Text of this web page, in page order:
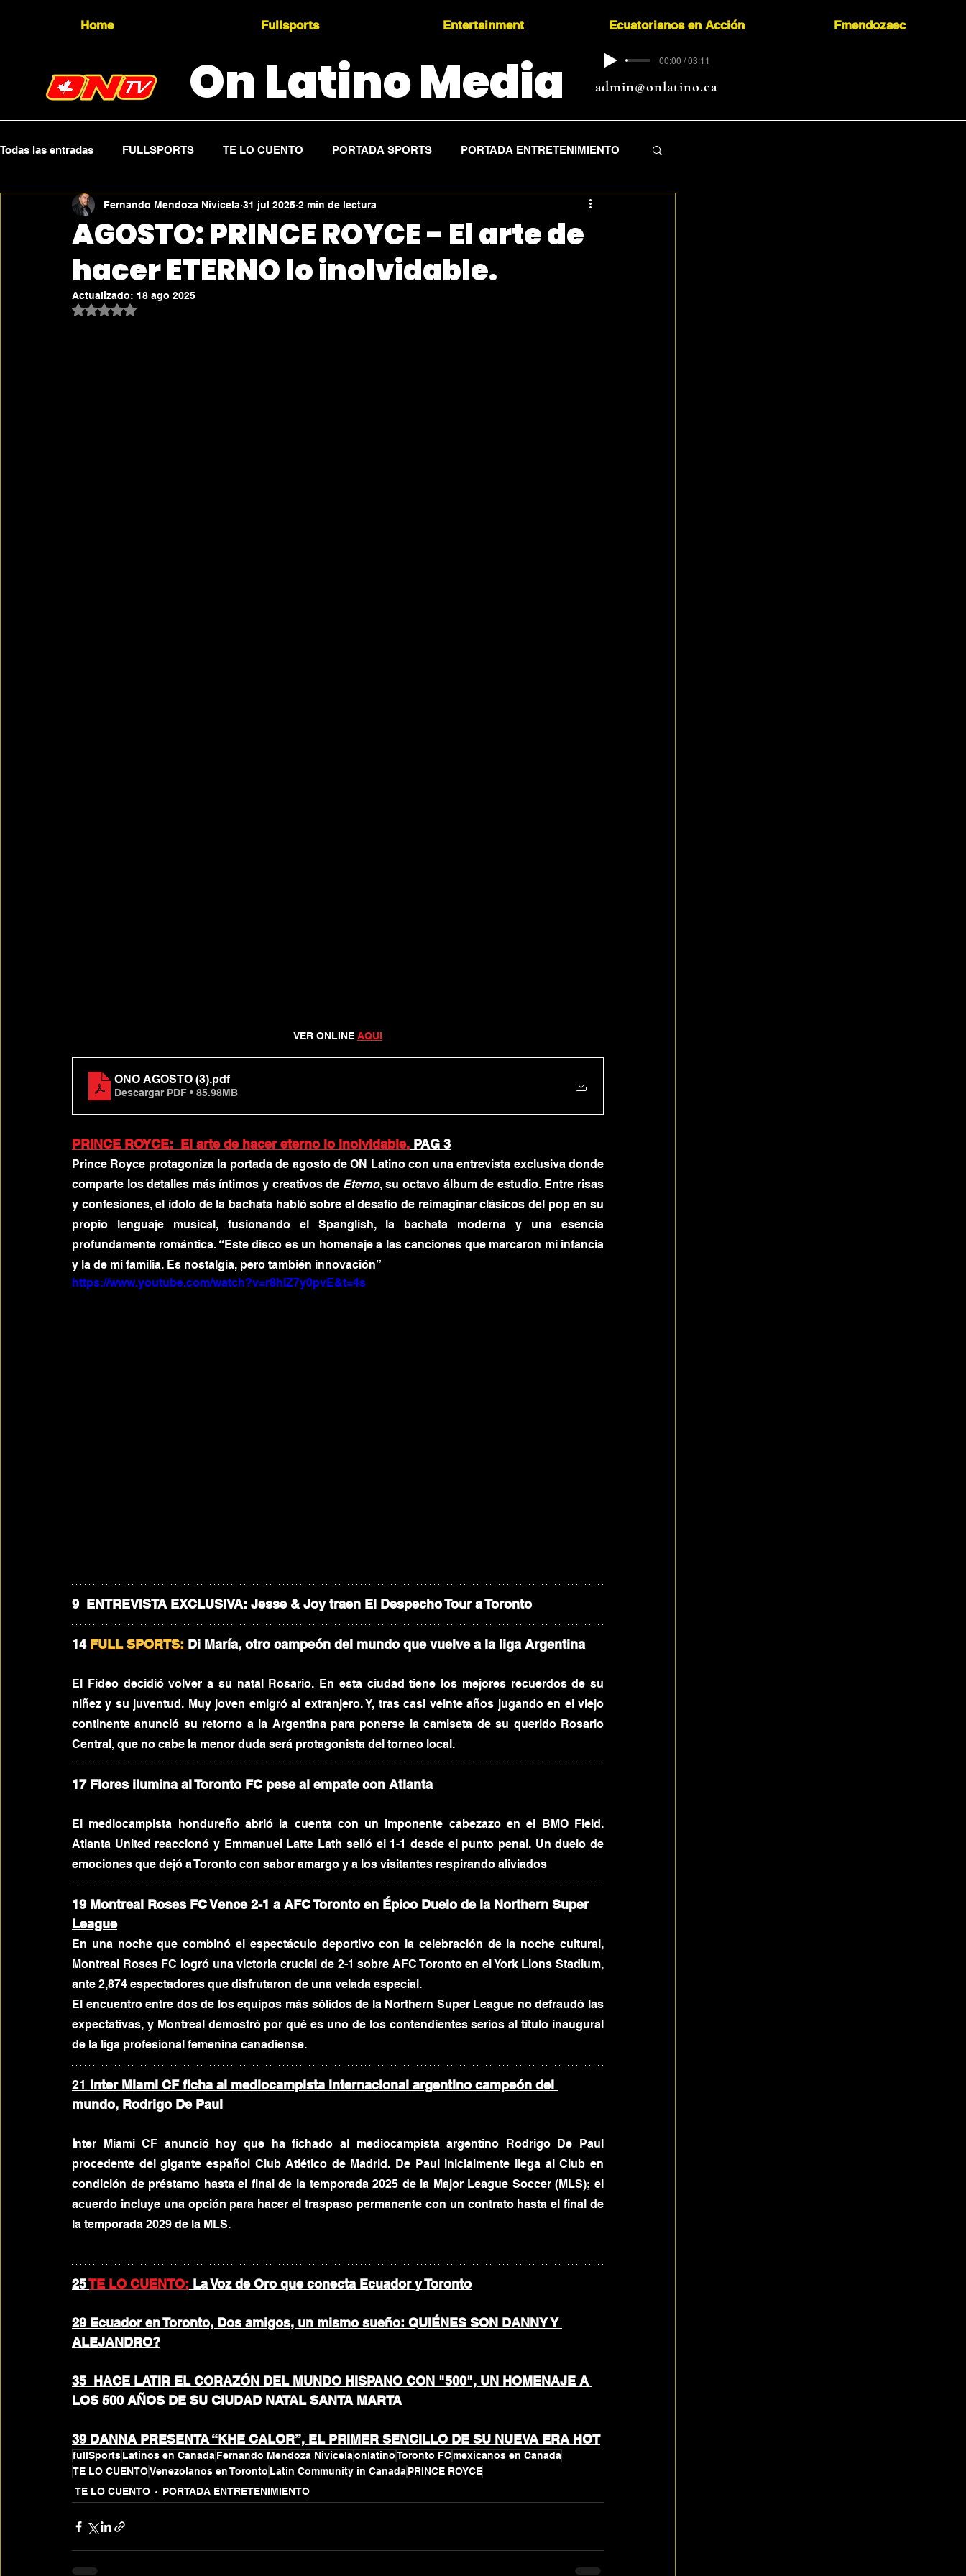
Home Fullsports Entertainment Ecuatorianos en Acción Fmendozaec
On Latino Media admin@onlatino.ca
00:00 / 03:11
Todas las entradas FULLSPORTS TE LO CUENTO PORTADA SPORTS PORTADA ENTRETENIMIENTO
Topicality PRESS RELEASE Press Sports
AGOSTO: PRINCE ROYCE - El arte de
hacer ETERNO lo inolvidable.
Fernando Mendoza Nivicela 31 jul 2025 2 min de lectura
Actualizado: 18 ago 2025
Obtuvo NaN de 5 estrellas.
VER ONLINE AQUI
ONO AGOSTO (3).pdf
Descargar PDF • 85.98MB
PRINCE ROYCE:  El arte de hacer eterno lo inolvidable. PAG 3
Prince Royce protagoniza la portada de agosto de ON Latino con una entrevista exclusiva donde
comparte los detalles más íntimos y creativos de Eterno, su octavo álbum de estudio. Entre risas
y confesiones, el ídolo de la bachata habló sobre el desafío de reimaginar clásicos del pop en su
propio lenguaje musical, fusionando el Spanglish, la bachata moderna y una esencia
profundamente romántica. “Este disco es un homenaje a las canciones que marcaron mi infancia
y la de mi familia. Es nostalgia, pero también innovación”
https://www.youtube.com/watch?v=r8hlZ7y0pvE&t=4s
9  ENTREVISTA EXCLUSIVA: Jesse & Joy traen El Despecho Tour a Toronto
14 FULL SPORTS: Di María, otro campeón del mundo que vuelve a la liga Argentina
El Fideo decidió volver a su natal Rosario. En esta ciudad tiene los mejores recuerdos de su
niñez y su juventud. Muy joven emigró al extranjero. Y, tras casi veinte años jugando en el viejo
continente anunció su retorno a la Argentina para ponerse la camiseta de su querido Rosario
Central, que no cabe la menor duda será protagonista del torneo local.
17 Flores ilumina al Toronto FC pese al empate con Atlanta
El mediocampista hondureño abrió la cuenta con un imponente cabezazo en el BMO Field.
Atlanta United reaccionó y Emmanuel Latte Lath selló el 1-1 desde el punto penal. Un duelo de
emociones que dejó a Toronto con sabor amargo y a los visitantes respirando aliviados
19 Montreal Roses FC Vence 2-1 a AFC Toronto en Épico Duelo de la Northern Super
League
En una noche que combinó el espectáculo deportivo con la celebración de la noche cultural,
Montreal Roses FC logró una victoria crucial de 2-1 sobre AFC Toronto en el York Lions Stadium,
ante 2,874 espectadores que disfrutaron de una velada especial.
El encuentro entre dos de los equipos más sólidos de la Northern Super League no defraudó las
expectativas, y Montreal demostró por qué es uno de los contendientes serios al título inaugural
de la liga profesional femenina canadiense.
21 Inter Miami CF ficha al mediocampista internacional argentino campeón del
mundo, Rodrigo De Paul
nter Miami CF anunció hoy que ha fichado al mediocampista argentino Rodrigo De Paul
procedente del gigante español Club Atlético de Madrid. De Paul inicialmente llega al Club en
condición de préstamo hasta el final de la temporada 2025 de la Major League Soccer (MLS); el
acuerdo incluye una opción para hacer el traspaso permanente con un contrato hasta el final de
la temporada 2029 de la MLS.
25 TE LO CUENTO: La Voz de Oro que conecta Ecuador y Toronto
29 Ecuador en Toronto, Dos amigos, un mismo sueño: QUIÉNES SON DANNY Y
ALEJANDRO?
35  HACE LATIR EL CORAZÓN DEL MUNDO HISPANO CON "500", UN HOMENAJE A
LOS 500 AÑOS DE SU CIUDAD NATAL SANTA MARTA
39 DANNA PRESENTA “KHE CALOR”, EL PRIMER SENCILLO DE SU NUEVA ERA HOT
fullSportsLatinos en Canada Fernando Mendoza NivicelaonlatinoToronto FCmexicanos en Canada
TE LO CUENTOVenezolanos en Toronto Latin Community in Canada PRINCE ROYCE
TE LO CUENTO
PORTADA ENTRETENIMIENTO